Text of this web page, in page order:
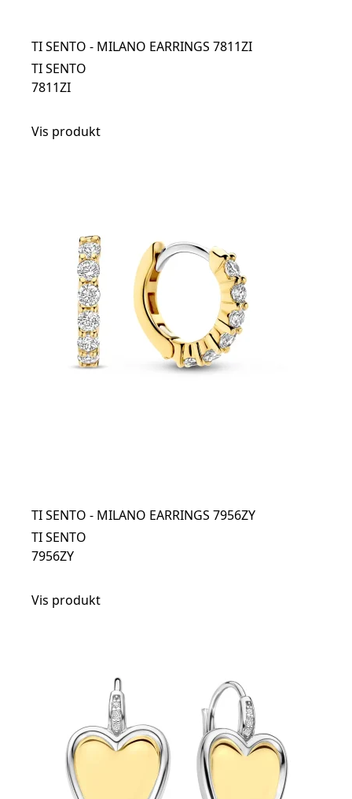
TI SENTO - MILANO EARRINGS 7811ZI
TI SENTO
7811ZI
Vis produkt
TI SENTO - MILANO EARRINGS 7956ZY
TI SENTO
7956ZY
Vis produkt